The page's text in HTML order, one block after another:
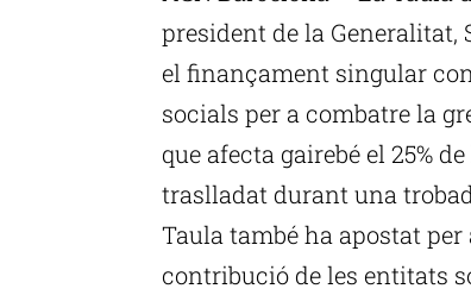
president de la Generalitat,
el finançament singular
socials per a combatre la
que afecta gairebé el 25%
traslladat durant una
Taula també ha apostat
contribució de les entitats